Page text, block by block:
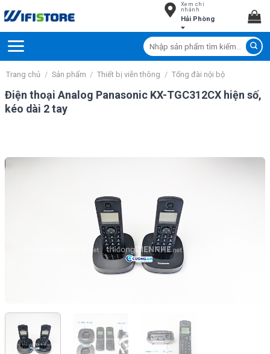
to
Xem chi
nhánh
Hải Phòng
Tìm
kiếm:
Trang chủ / Sản phẩm / Thiết bị viễn thông / Tổng đài nội bộ
Điện thoại Analog Panasonic KX-TGC312CX hiện số,
kéo dài 2 tay